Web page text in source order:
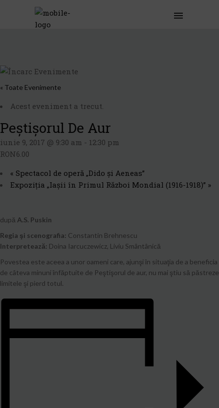
« Toate Evenimente
Acest eveniment a trecut.
Peştişorul De Aur
iunie 9, 2017 @ 9:30 am - 12:30 pm
RON6.00
« Spectacol de operă „Dido și Aeneas”
Expoziția „Iașii în Primul Război Mondial (1916-1918)” »
după A.S. Puskin
Regia şi scenografia: Constantin Brehnescu
Interpretează: Doina Iarcuczewicz, Liviu Smântânică
Povestea este aceea a unor oameni care, ajunşi în situaţia de a beneficia
de câteva minuni înfăptuite de Peştişorul de aur, nu mai ştiu să păstreze
limitele şi pierd totul.